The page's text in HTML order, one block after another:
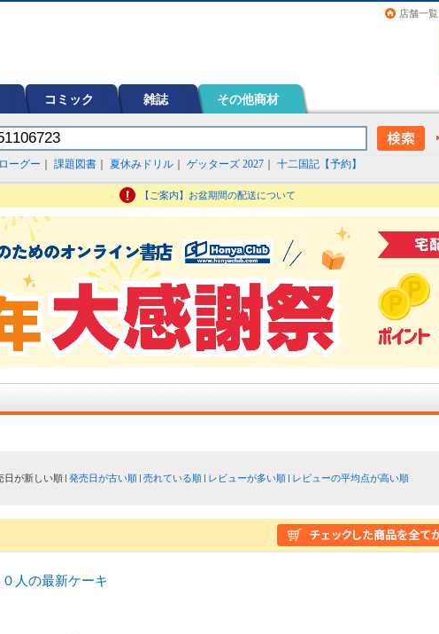
店舗一覧
コミック 雑誌 その他商材
ーグー 課題図書 夏休みドリル ゲッターズ 2027 十二国記【予約】
【ご案内】お盆期間の配送について
日が新しい順 発売日が古い順 売れている順 レビューが多い順
レビューの平均点が高い順
人の最新ケーキ